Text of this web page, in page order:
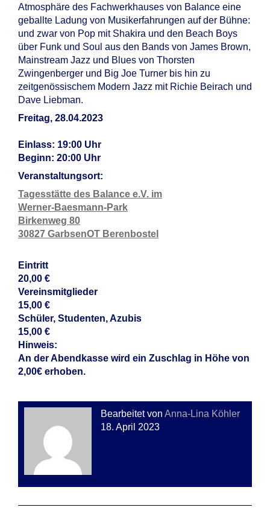
Atmosphäre des Fachwerkhauses von Balance eine
geballte Ladung von Musikerfahrungen auf der Bühne:
und zwar von Pop mit Shakira und den Beach Boys
über Funk und Soul aus den Bands von James Brown,
Mainstream Jazz und Blues von Thorsten
Zwingenberger und Big Joe Turner bis hin zu
zeitgenössischem Modern Jazz mit Richie Beirach und
Dave Liebman.
Freitag, 28.04.2023
Einlass: 19:00 Uhr
Beginn: 20:00 Uhr
Veranstaltungsort:
Tagesstätte des Balance e.V. im
Werner-Baesmann-Park
Birkenweg 80
30827 GarbsenOT Berenbostel
Eintritt
20,00 €
Vereinsmitglieder
15,00 €
Schüler, Studenten, Azubis
15,00 €
Hinweis:
An der Abendkasse wird ein Zuschlag in Höhe von
2,00€ erhoben.
Bearbeitet von Anna-Lina Köhler
18. April 2023